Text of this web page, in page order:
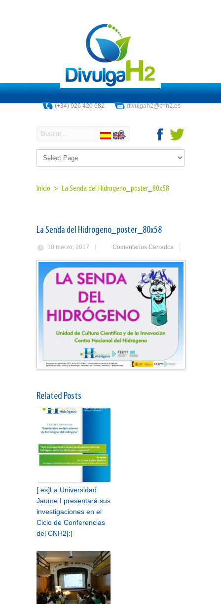
(+34) 926 420 682 divulgah2@cnh2.es
Inicio > La Senda del Hidrogeno_poster_80x58
La Senda del Hidrogeno_poster_80x58
10 marzo, 2017 Comentarios Cerrados
Related Posts
[:es]La Universidad
Jaume I presentará sus
investigaciones en el
Ciclo de Conferencias
del CNH2[:]